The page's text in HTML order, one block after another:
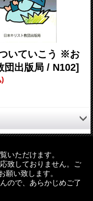
いていこう ※お
団出版局 / N102]
)
」「カナの結婚式」「聖
のぬりえを収録。それぞ
で描かれています。幼稚
にもおすすめの一冊。
いただけます。
致しておりません。ご
願い致します。
ので、あらかじめご了